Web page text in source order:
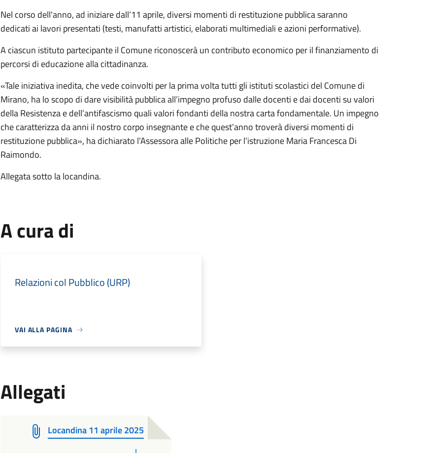
Nel corso dell'anno, ad iniziare dall’11 aprile, diversi momenti di restituzione pubblica saranno
dedicati ai lavori presentati (testi, manufatti artistici, elaborati multimediali e azioni performative).
A ciascun istituto partecipante il Comune riconoscerà un contributo economico per il finanziamento di
percorsi di educazione alla cittadinanza.
«Tale iniziativa inedita, che vede coinvolti per la prima volta tutti gli istituti scolastici del Comune di
Mirano, ha lo scopo di dare visibilità pubblica all’impegno profuso dalle docenti e dai docenti su valori
della Resistenza e dell’antifascismo quali valori fondanti della nostra carta fondamentale. Un impegno
che caratterizza da anni il nostro corpo insegnante e che quest’anno troverà diversi momenti di
restituzione pubblica», ha dichiarato l’Assessora alle Politiche per l’istruzione Maria Francesca Di
Raimondo.
Allegata sotto la locandina.
A cura di
Relazioni col Pubblico (URP)
VAI ALLA PAGINA
Allegati
Locandina 11 aprile 2025